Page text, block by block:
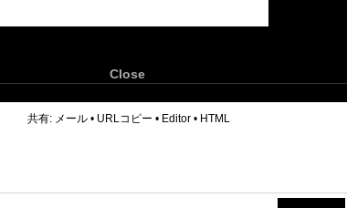
Close
共有: メール • URLコピー • Editor • HTML